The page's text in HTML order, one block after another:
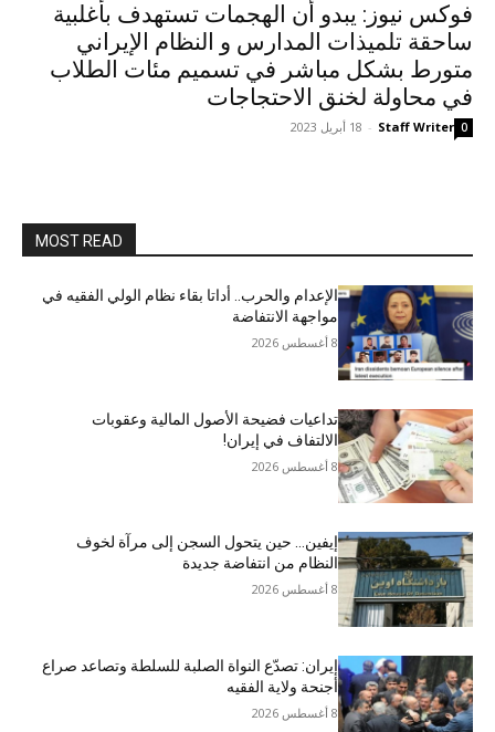
فوكس نيوز: يبدو أن الهجمات تستهدف بأغلبية
ساحقة تلميذات المدارس و النظام الإيراني
متورط بشكل مباشر في تسميم مئات الطلاب
في محاولة لخنق الاحتجاجات
Staff Writer
- 18 أبريل 2023 0
MOST READ
الإعدام والحرب.. أداتا بقاء نظام الولي الفقيه في
مواجهة الانتفاضة
8 أغسطس 2026
تداعيات فضيحة الأصول المالية وعقوبات
الالتفاف في إيران!
8 أغسطس 2026
إيفين… حين يتحول السجن إلى مرآة لخوف
النظام من انتفاضة جديدة
8 أغسطس 2026
إيران: تصدّع النواة الصلبة للسلطة وتصاعد صراع
أجنحة ولاية الفقيه
8 أغسطس 2026